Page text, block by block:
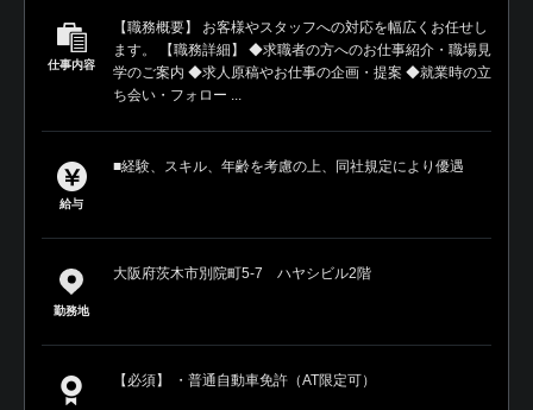
仕事内容
【職務概要】 お客様やスタッフへの対応を幅広くお任せし
ます。 【職務詳細】 ◆求職者の方へのお仕事紹介・職場見
学のご案内 ◆求人原稿やお仕事の企画・提案 ◆就業時の立
ち会い・フォロー ...
給与
■経験、スキル、年齢を考慮の上、同社規定により優遇
勤務地
大阪府茨木市別院町5-7 ハヤシビル2階
【必須】 ・普通自動車免許（AT限定可）